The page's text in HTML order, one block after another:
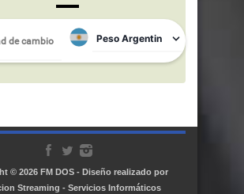
© 2026 FM DOS - Diseño realizado por
Streaming - Servicios Informáticos